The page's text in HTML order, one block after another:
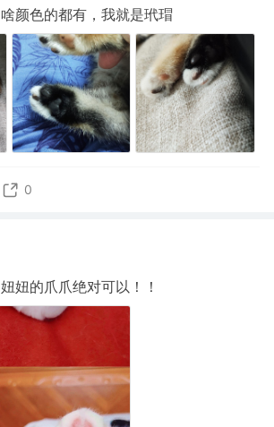
啥颜色的都有，我就是玳瑁
0
妞妞的爪爪绝对可以！！